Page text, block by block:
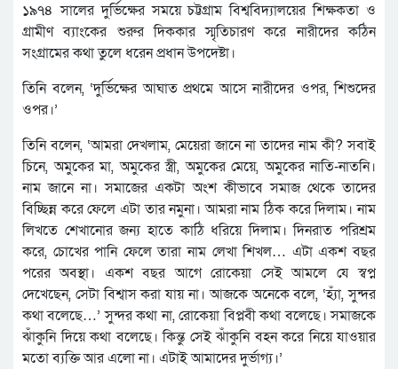
১৯৭৪ সালের দুর্ভিক্ষের সময়ে চট্টগ্রাম বিশ্ববিদ্যালয়ের শিক্ষকতা ও
গ্রামীণ ব্যাংকের শুরুর দিককার স্মৃতিচারণ করে নারীদের কঠিন
সংগ্রামের কথা তুলে ধরেন প্রধান উপদেষ্টা।
তিনি বলেন, ‘দুর্ভিক্ষের আঘাত প্রথমে আসে নারীদের ওপর, শিশুদের
ওপর।’
তিনি বলেন, ‘আমরা দেখলাম, মেয়েরা জানে না তাদের নাম কী? সবাই
চিনে, অমুকের মা, অমুকের স্ত্রী, অমুকের মেয়ে, অমুকের নাতি-নাতনি।
নাম জানে না। সমাজের একটা অংশ কীভাবে সমাজ থেকে তাদের
বিচ্ছিন্ন করে ফেলে এটা তার নমুনা। আমরা নাম ঠিক করে দিলাম। নাম
লিখতে শেখানোর জন্য হাতে কাঠি ধরিয়ে দিলাম। দিনরাত পরিশ্রম
করে, চোখের পানি ফেলে তারা নাম লেখা শিখল… এটা একশ বছর
পরের অবস্থা। একশ বছর আগে রোকেয়া সেই আমলে যে স্বপ্ন
দেখেছেন, সেটা বিশ্বাস করা যায় না। আজকে অনেকে বলে, ‘হ্যাঁ, সুন্দর
কথা বলেছে…’ সুন্দর কথা না, রোকেয়া বিপ্লবী কথা বলেছে। সমাজকে
ঝাঁকুনি দিয়ে কথা বলেছে। কিন্তু সেই ঝাঁকুনি বহন করে নিয়ে যাওয়ার
মতো ব্যক্তি আর এলো না। এটাই আমাদের দুর্ভাগ্য।’